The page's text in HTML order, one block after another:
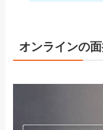
オンラインの